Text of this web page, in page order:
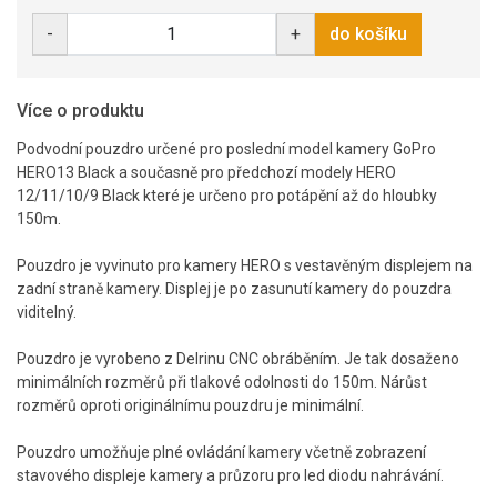
- + do košíku
Více o produktu
Podvodní pouzdro určené pro poslední model kamery GoPro
HERO13 Black a současně pro předchozí modely HERO
12/11/10/9 Black které je určeno pro potápění až do hloubky
150m.
Pouzdro je vyvinuto pro kamery HERO s vestavěným displejem na
zadní straně kamery. Displej je po zasunutí kamery do pouzdra
viditelný.
Pouzdro je vyrobeno z Delrinu CNC obráběním. Je tak dosaženo
minimálních rozměrů při tlakové odolnosti do 150m. Nárůst
rozměrů oproti originálnímu pouzdru je minimální.
Pouzdro umožňuje plné ovládání kamery včetně zobrazení
stavového displeje kamery a průzoru pro led diodu nahrávání.